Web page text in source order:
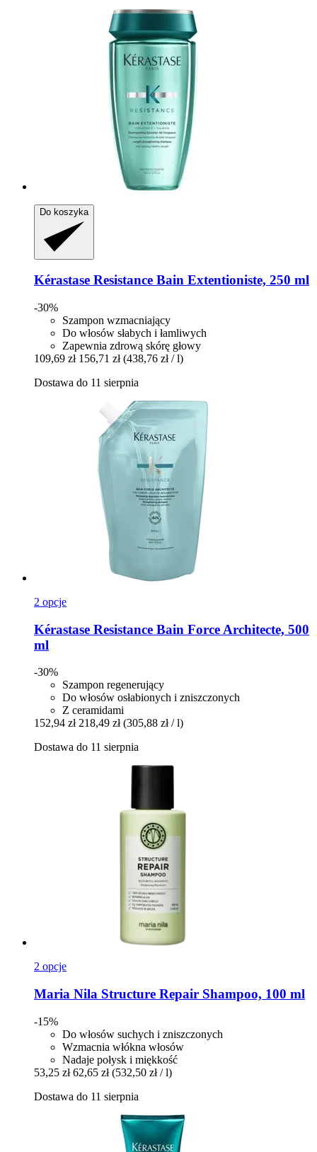
Do koszyka
Kérastase Resistance Bain Extentioniste, 250 ml
-30%
Szampon wzmacniający
Do włosów słabych i łamliwych
Zapewnia zdrową skórę głowy
109,69 zł 156,71 zł (438,76 zł / l)
Dostawa do 11 sierpnia
2 opcje
Kérastase Resistance Bain Force Architecte, 500
ml
-30%
Szampon regenerujący
Do włosów osłabionych i zniszczonych
Z ceramidami
152,94 zł 218,49 zł (305,88 zł / l)
Dostawa do 11 sierpnia
2 opcje
Maria Nila Structure Repair Shampoo, 100 ml
-15%
Do włosów suchych i zniszczonych
Wzmacnia włókna włosów
Nadaje połysk i miękkość
53,25 zł 62,65 zł (532,50 zł / l)
Dostawa do 11 sierpnia